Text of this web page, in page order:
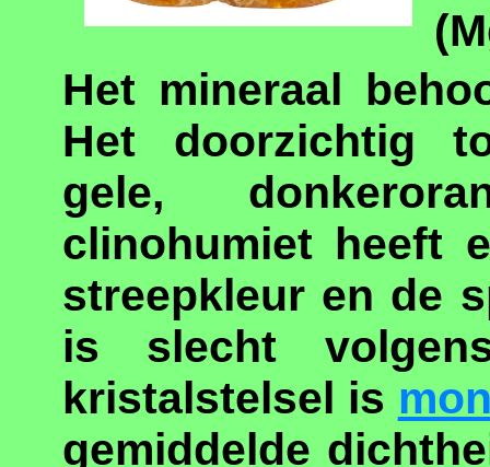
Het mineraal
Het doorzichtig
gele,
clinohumiet heeft
streepkleur en de
is slecht
kristalstelsel is
gemiddelde